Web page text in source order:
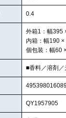
0.4
外箱1：幅395
内箱：幅190
個包装：幅60
■香料／溶剤
QY1957905